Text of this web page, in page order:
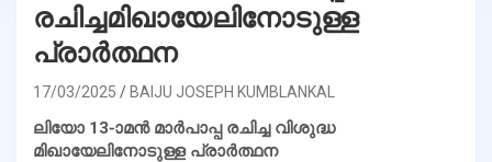
രചിച്ചമിഖായേലിനോടുള്ള
പ്രാര്‍ത്ഥന
17/03/2025 BAIJU JOSEPH KUMBLANKAL
ലിയോ 13-ാമന്‍ മാര്‍പാപ്പ രചിച്ച വിശുദ്ധ
മിഖായേലിനോടുള്ള പ്രാര്‍ത്ഥന